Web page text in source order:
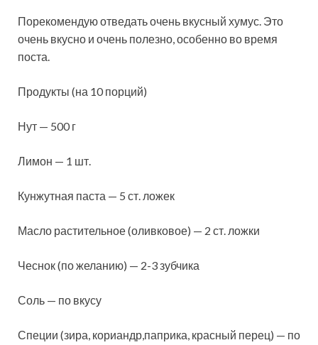
Порекомендую отведать очень вкусный хумус. Это
очень вкусно и очень полезно, особенно во время
поста.
Продукты (на 10 порций)
Нут — 500 г
Лимон — 1 шт.
Кунжутная паста — 5 ст. ложек
Масло растительное (оливковое) — 2 ст. ложки
Чеснок (по желанию) — 2-3 зубчика
Соль — по вкусу
Специи (зира, кориандр,паприка, красный перец) — по